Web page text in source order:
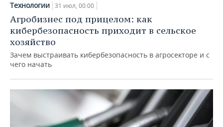
Технологии 31 июл, 00:00
Агробизнес под прицелом: как
кибербезопасность приходит в сельское
хозяйство
Зачем выстраивать кибербезопасность в агросекторе и с
чего начать